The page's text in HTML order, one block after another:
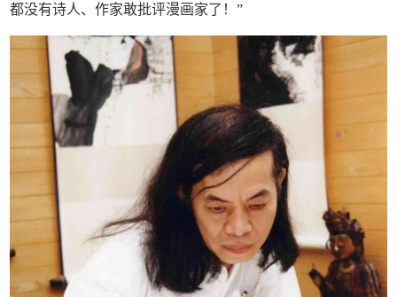
都没有诗人、作家敢批评漫画家了！”